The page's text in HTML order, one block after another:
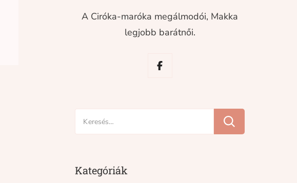
A Ciróka-maróka megálmodói, Makka
legjobb barátnői.
Keresés:
Kategóriák